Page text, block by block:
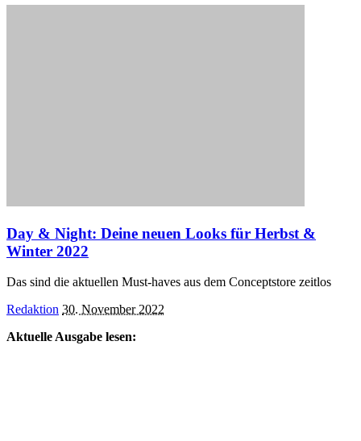
Day & Night: Deine neuen Looks für Herbst &
Winter 2022
Das sind die aktuellen Must-haves aus dem Conceptstore zeitlos
Posted
Redaktion 30. November 2022
Aktuelle Ausgabe lesen: